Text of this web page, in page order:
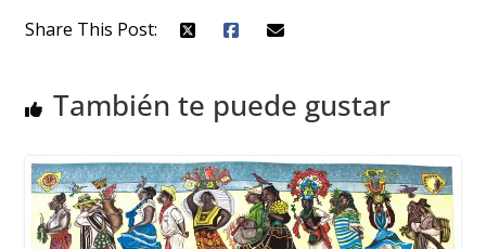
Share This Post:
También te puede gustar